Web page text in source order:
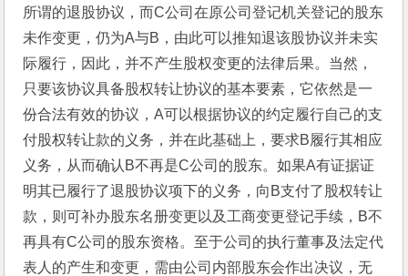
所谓的退股协议，而C公司在原公司登记机关登记的股东
未作变更，仍为A与B，由此可以推知退该股协议并未实
际履行，因此，并不产生股权变更的法律后果。当然，
只要该协议具备股权转让协议的基本要素，它依然是一
份合法有效的协议，A可以根据协议的约定履行自己的支
付股权转让款的义务，并在此基础上，要求B履行其相应
义务，从而确认B不再是C公司的股东。如果A有证据证
明其已履行了退股协议项下的义务，向B支付了股权转让
款，则可补办股东名册变更以及工商变更登记手续，B不
再具有C公司的股东资格。至于公司的执行董事及法定代
表人的产生和变更，需由公司内部股东会作出决议，无